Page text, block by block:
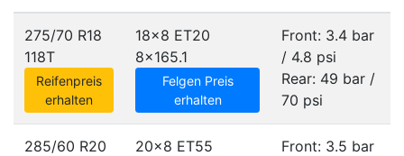
275/70 R18
118T
Reifenpreis
erhalten
18x8 ET20
8x165.1
Felgen Preis
erhalten
Front: 3.4 bar
/ 4.8 psi
Rear: 49 bar /
70 psi
285/60 R20
20x8 ET55
Front: 3.5 bar